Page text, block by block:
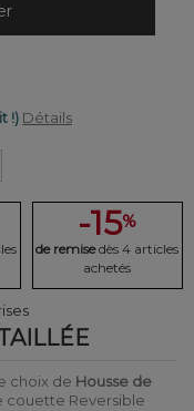
!) Détails
-15%
de remise dès 4 articles
achetés
choix de Housse de
couette Reversible